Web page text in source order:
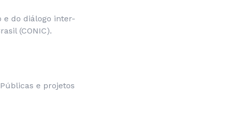
e do diálogo inter-
(CONIC).
e projetos